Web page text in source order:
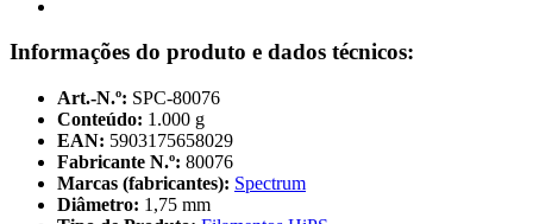
Informações do produto e dados técnicos:
Art.-N.º: SPC-80076
Conteúdo: 1.000 g
EAN: 5903175658029
Fabricante N.º: 80076
Marcas (fabricantes): Spectrum
Diâmetro: 1,75 mm